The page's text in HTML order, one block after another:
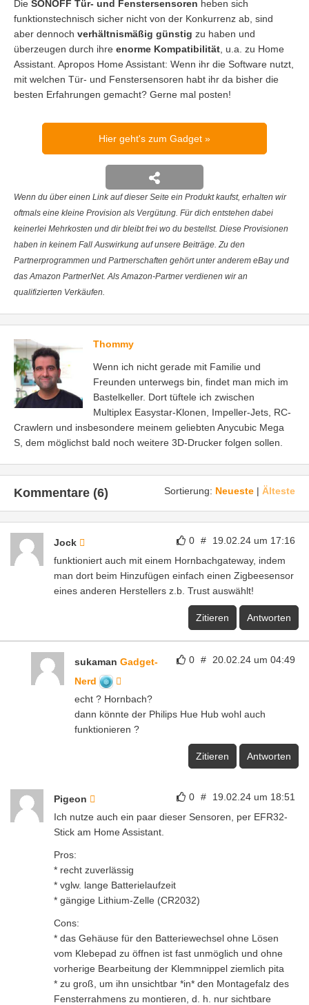
Die SONOFF Tür- und Fenstersensoren heben sich
funktionstechnisch sicher nicht von der Konkurrenz ab, sind
aber dennoch verhältnismäßig günstig zu haben und
überzeugen durch ihre enorme Kompatibilität , u.a. zu Home
Assistant. Apropos Home Assistant: Wenn ihr die Software nutzt,
mit welchen Tür- und Fenstersensoren habt ihr da bisher die
besten Erfahrungen gemacht? Gerne mal posten!
Hier geht's zum Gadget
Wenn du über einen Link auf dieser Seite ein Produkt kaufst, erhalten wir
oftmals eine kleine Provision als Vergütung. Für dich entstehen dabei
keinerlei Mehrkosten und dir bleibt frei wo du bestellst. Diese Provisionen
haben in keinem Fall Auswirkung auf unsere Beiträge. Zu den
Partnerprogrammen und Partnerschaften gehört unter anderem eBay und
das Amazon PartnerNet. Als Amazon-Partner verdienen wir an
qualifizierten Verkäufen.
Thommy
Wenn ich nicht gerade mit Familie und
Freunden unterwegs bin, findet man mich im
Bastelkeller. Dort tüftele ich zwischen
Multiplex Easystar-Klonen, Impeller-Jets, RC-
Crawlern und insbesondere meinem geliebten Anycubic Mega
S, dem möglichst bald noch weitere 3D-Drucker folgen sollen.
Sortierung: Neueste | Älteste
Kommentare (6)
0 # 19.02.24 um 17:16
Jock
funktioniert auch mit einem Hornbachgateway, indem
man dort beim Hinzufügen einfach einen Zigbeesensor
eines anderen Herstellers z.b. Trust auswählt!
Zitieren Antworten
0 # 20.02.24 um 04:49
sukaman Gadget-
Nerd
echt ? Hornbach?
dann könnte der Philips Hue Hub wohl auch
funktionieren ?
Zitieren Antworten
0 # 19.02.24 um 18:51
Pigeon
Ich nutze auch ein paar dieser Sensoren, per EFR32-
Stick am Home Assistant.
Pros:
* recht zuverlässig
* vglw. lange Batterielaufzeit
* gängige Lithium-Zelle (CR2032)
Cons:
* das Gehäuse für den Batteriewechsel ohne Lösen
vom Klebepad zu öffnen ist fast unmöglich und ohne
vorherige Bearbeitung der Klemmnippel ziemlich pita
* zu groß, um ihn unsichtbar *in* den Montagefalz des
Fensterrahmens zu montieren, d. h. nur sichtbare